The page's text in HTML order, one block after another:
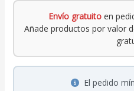
Envío gratuito en
Añade productos por valor
El pedido